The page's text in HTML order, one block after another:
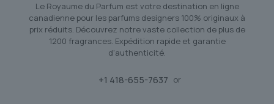
Le Royaume du Parfum est votre destination en ligne
canadienne pour les parfums designers 100% originaux à
prix réduits. Découvrez notre vaste collection de plus de
1200 fragrances. Expédition rapide et garantie
d'authenticité.
+1 418-655-7637 or